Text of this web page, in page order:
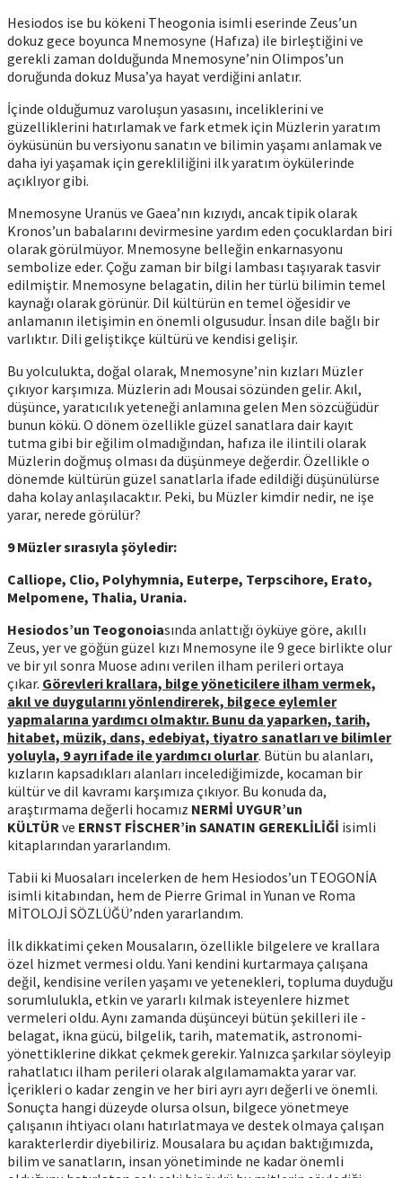
Hesiodos ise bu kökeni Theogonia isimli eserinde Zeus’un
dokuz gece boyunca Mnemosyne (Hafıza) ile birleştiğini ve
gerekli zaman dolduğunda Mnemosyne’nin Olimpos’un
doruğunda dokuz Musa’ya hayat verdiğini anlatır.
İçinde olduğumuz varoluşun yasasını, inceliklerini ve
güzelliklerini hatırlamak ve fark etmek için Müzlerin yaratım
öyküsünün bu versiyonu sanatın ve bilimin yaşamı anlamak ve
daha iyi yaşamak için gerekliliğini ilk yaratım öykülerinde
açıklıyor gibi.
Mnemosyne Uranüs ve Gaea’nın kızıydı, ancak tipik olarak
Kronos’un babalarını devirmesine yardım eden çocuklardan biri
olarak görülmüyor. Mnemosyne belleğin enkarnasyonu
sembolize eder. Çoğu zaman bir bilgi lambası taşıyarak tasvir
edilmiştir. Mnemosyne belagatin, dilin her türlü bilimin temel
kaynağı olarak görünür. Dil kültürün en temel öğesidir ve
anlamanın iletişimin en önemli olgusudur. İnsan dile bağlı bir
varlıktır. Dili geliştikçe kültürü ve kendisi gelişir.
Bu yolculukta, doğal olarak, Mnemosyne’nin kızları Müzler
çıkıyor karşımıza. Müzlerin adı Mousai sözünden gelir. Akıl,
düşünce, yaratıcılık yeteneği anlamına gelen Men sözcüğüdür
bunun kökü. O dönem özellikle güzel sanatlara dair kayıt
tutma gibi bir eğilim olmadığından, hafıza ile ilintili olarak
Müzlerin doğmuş olması da düşünmeye değerdir. Özellikle o
dönemde kültürün güzel sanatlarla ifade edildiği düşünülürse
daha kolay anlaşılacaktır. Peki, bu Müzler kimdir nedir, ne işe
yarar, nerede görülür?
9 Müzler sırasıyla şöyledir:
Calliope, Clio, Polyhymnia, Euterpe, Terpscihore, Erato,
Melpomene, Thalia, Urania.
Hesiodos’un Teogonoiasında anlattığı öyküye göre, akıllı
Zeus, yer ve göğün güzel kızı Mnemosyne ile 9 gece birlikte olur
ve bir yıl sonra Muose adını verilen ilham perileri ortaya
çıkar. Görevleri krallara, bilge yöneticilere ilham vermek,
akıl ve duygularını yönlendirerek, bilgece eylemler
yapmalarına yardımcı olmaktır. Bunu da yaparken, tarih,
hitabet, müzik, dans, edebiyat, tiyatro sanatları ve bilimler
yoluyla, 9 ayrı ifade ile yardımcı olurlar. Bütün bu alanları,
kızların kapsadıkları alanları incelediğimizde, kocaman bir
kültür ve dil kavramı karşımıza çıkıyor. Bu konuda da,
araştırmama değerli hocamız NERMİ UYGUR’un
KÜLTÜR ve ERNST FİSCHER’in SANATIN GEREKLİLİĞİ isimli
kitaplarından yararlandım.
Tabii ki Muosaları incelerken de hem Hesiodos’un TEOGONİA
isimli kitabından, hem de Pierre Grimal in Yunan ve Roma
MİTOLOJİ SÖZLÜĞÜ’nden yararlandım.
İlk dikkatimi çeken Mousaların, özellikle bilgelere ve krallara
özel hizmet vermesi oldu. Yani kendini kurtarmaya çalışana
değil, kendisine verilen yaşamı ve yetenekleri, topluma duyduğu
sorumlulukla, etkin ve yararlı kılmak isteyenlere hizmet
vermeleri oldu. Aynı zamanda düşünceyi bütün şekilleri ile -
belagat, ikna gücü, bilgelik, tarih, matematik, astronomi-
yönettiklerine dikkat çekmek gerekir. Yalnızca şarkılar söyleyip
rahatlatıcı ilham perileri olarak algılamamakta yarar var.
İçerikleri o kadar zengin ve her biri ayrı ayrı değerli ve önemli.
Sonuçta hangi düzeyde olursa olsun, bilgece yönetmeye
çalışanın ihtiyacı olanı hatırlatmaya ve destek olmaya çalışan
karakterlerdir diyebiliriz. Mousalara bu açıdan baktığımızda,
bilim ve sanatların, insan yönetiminde ne kadar önemli